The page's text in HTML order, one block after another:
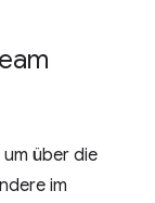
über die
im